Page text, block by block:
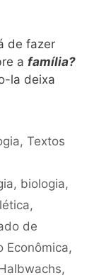
de fazer
a família?
la deixa
,Textos
, biologia,
,
de
Econômica,
,